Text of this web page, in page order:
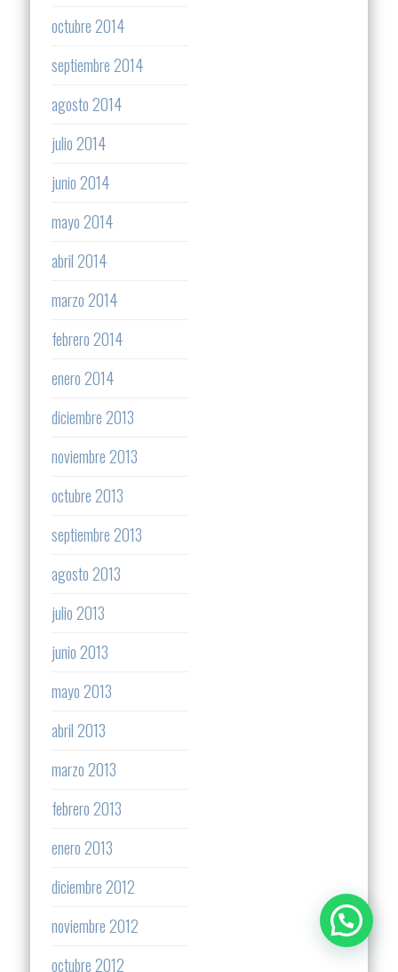
octubre 2014
septiembre 2014
agosto 2014
julio 2014
junio 2014
mayo 2014
abril 2014
marzo 2014
febrero 2014
enero 2014
diciembre 2013
noviembre 2013
octubre 2013
septiembre 2013
agosto 2013
julio 2013
junio 2013
mayo 2013
abril 2013
marzo 2013
febrero 2013
enero 2013
diciembre 2012
noviembre 2012
octubre 2012